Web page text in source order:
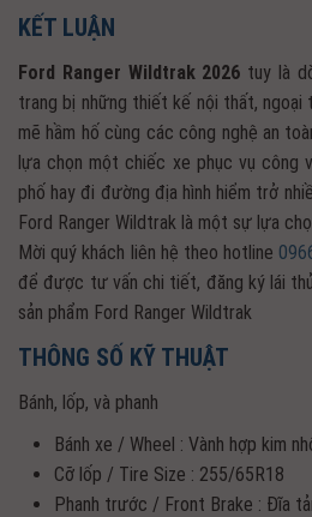
KẾT LUẬN
Ford Ranger Wildtrak 2026 tuy là
trang bị những thiết kế nội thất, ngoại
mẽ hầm hố cùng các công nghệ an
lựa chọn một chiếc xe phục vụ công
phố hay đi đường địa hình hiểm trở
Ford Ranger Wildtrak là một sự lựa
Mời quý khách liên hệ theo hotline
để được tư vấn chi tiết, đăng ký lái
sản phẩm Ford Ranger Wildtrak
THÔNG SỐ KỸ THUẬT
Bánh, lốp, và phanh
Bánh xe / Wheel : Vành hợp kim
Cỡ lốp / Tire Size : 255/65R18
Phanh trước / Front Brake : Đĩa